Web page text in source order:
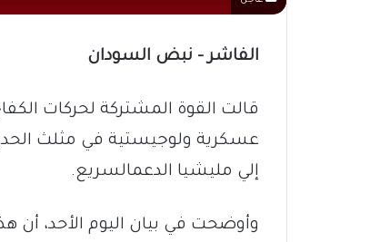
الفاشر – نبض السودان
قالت القوة المشتركة لحركات
عسكرية ولوجيستية في مثلث
إلي مليشيا الدعمالسريع.
وأوضحت في بيان اليوم الأحد، أن